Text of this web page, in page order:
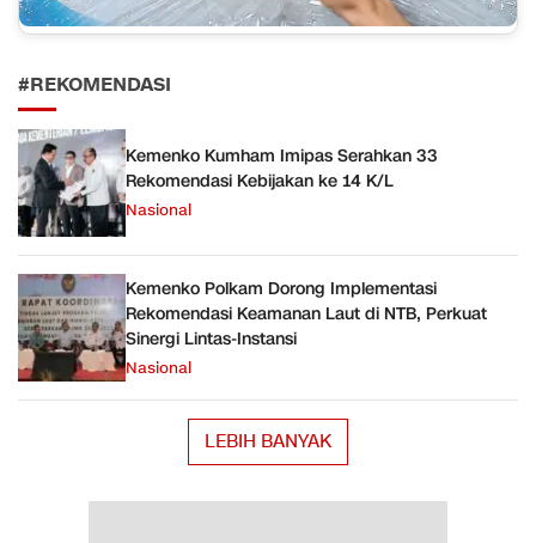
#REKOMENDASI
Kemenko Kumham Imipas Serahkan 33
Rekomendasi Kebijakan ke 14 K/L
Nasional
Kemenko Polkam Dorong Implementasi
Rekomendasi Keamanan Laut di NTB, Perkuat
Sinergi Lintas-Instansi
Nasional
LEBIH BANYAK